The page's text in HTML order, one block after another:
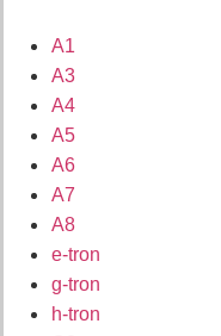
A1
A3
A4
A5
A6
A7
A8
e-tron
g-tron
h-tron